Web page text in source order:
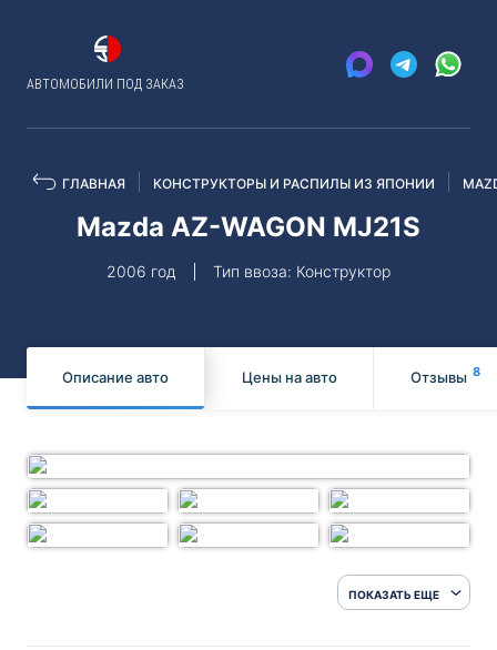
АВТОМОБИЛИ ПОД ЗАКАЗ
ГЛАВНАЯ КОНСТРУКТОРЫ И РАСПИЛЫ ИЗ ЯПОНИИ
Mazda AZ-WAGON MJ21S
2006 год Тип ввоза: Конструктор
Описание авто Цены на авто Отзывы 8
ПОКАЗАТЬ ЕЩЕ